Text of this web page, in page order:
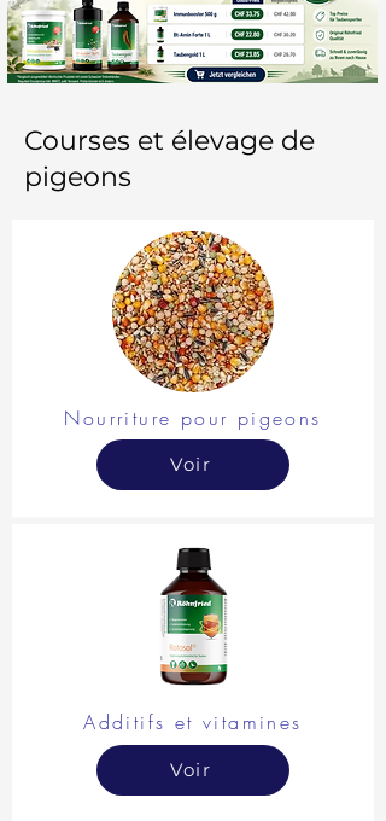
Courses et élevage de
pigeons
Nourriture pour pigeons
Voir
Additifs et vitamines
Voir